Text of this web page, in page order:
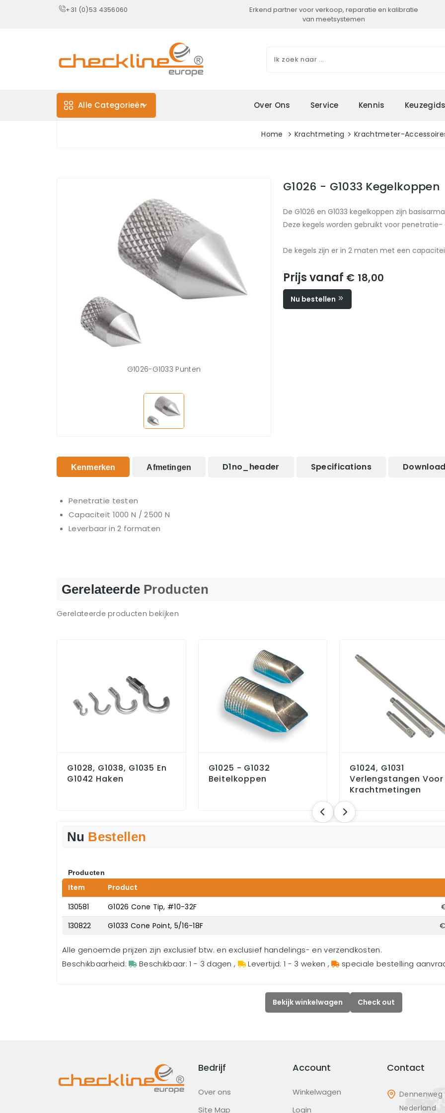
+31 (0)53 4356060
Erkend partner voor verkoop, reparatie en kalibratie
van meetsystemen
Alle Categorieën Over Ons Service Kennis
Home Krachtmeting Krachtmeter-
G1026-G1033 Punten
G1026 - G1033 Kegelkoppen
De G1026 en G1033 kegelkoppen zijn
Deze kegels worden gebruikt voor
De kegels zijn er in 2 maten met een
Prijs vanaf € 18,00
Nu bestellen
Kenmerken Afmetingen D1no_header Specifications
Penetratie testen
Capaciteit 1000 N / 2500 N
Leverbaar in 2 formaten
Gerelateerde Producten
Gerelateerde producten bekijken
G1028, G1038, G1035 En
G1042 Haken
G1025 - G1032
Beitelkoppen
G1024, G1031
Verlengstangen Voor
Krachtmetingen
Nu Bestellen
Producten
Item
Product
130581
G1026 Cone Tip, #10-32F
130822
G1033 Cone Point, 5/16-18F
Alle genoemde prijzen zijn exclusief btw. en exclusief handelings- en verzendkosten.
Beschikbaarheid:
Beschikbaar: 1 - 3 dagen , Levertijd: 1 - 3 weken , speciale bestelling
Bekijk winkelwagen Check out
Bedrijf
Over ons
Site Map
Account
Winkelwagen
Login
Contact
Dennenweg
Nederland